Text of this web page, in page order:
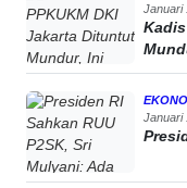
Januari
Januari